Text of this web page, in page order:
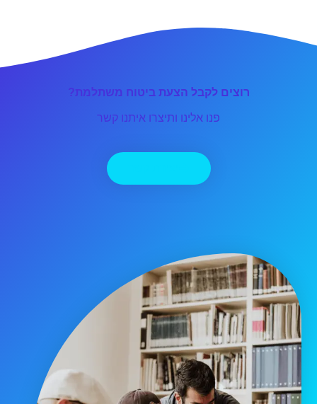
רוצים לקבל הצעת ביטוח משתלמת?
פנו אלינו ותיצרו איתנו קשר